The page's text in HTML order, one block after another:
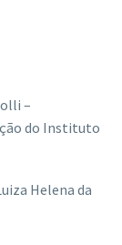
–
do Instituto
Helena da